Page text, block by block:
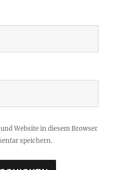
Website in diesem Browser
speichern.